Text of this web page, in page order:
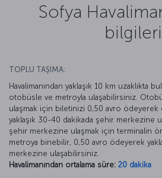
Sofya
bilgileri
TOPLU TAŞIMA:
Havalimanından yaklaşık 10 km uzaklıkta
otobüsle ve metroyla ulaşabilirsiniz.
ulaşmak için biletinizi 0,50 avro ödeyerek
yaklaşık 30-40 dakikada şehir merkezine
şehir merkezine ulaşmak için terminalin
metroya binebilir, 0,50 avro ödeyerek
merkezine ulaşabilirsiniz.
Havalimanından ortalama süre: 20 dakika